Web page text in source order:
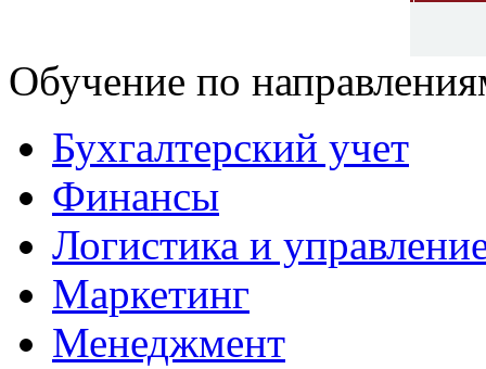
Обучение по
Бухгалтерский учет
Финансы
Логистика и
Маркетинг
Менеджмент